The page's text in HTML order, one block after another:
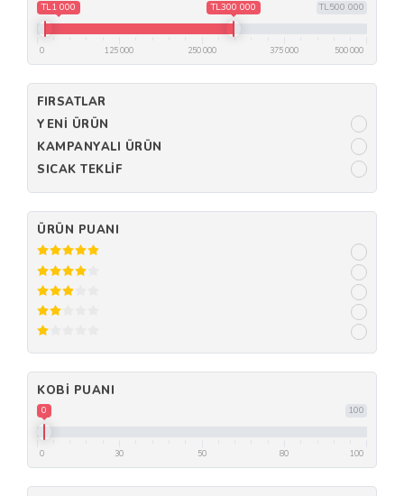
TL500 000
TL1 000 TL300 000
0 125 000 250 000 375 000 500 000
FIRSATLAR
YENI ÜRÜN
KAMPANYALI ÜRÜN
SICAK TEKLIF
ÜRÜN PUANI
KOBI PUANI
100
0
0 30 50 80 100